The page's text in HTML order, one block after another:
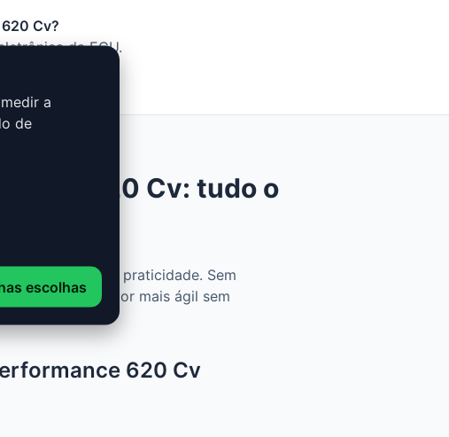
Cv?
da ECU.
620 Cv: tudo o
segurança e praticidade. Sem
um motor mais ágil sem
620 Cv
a
de
escolhas